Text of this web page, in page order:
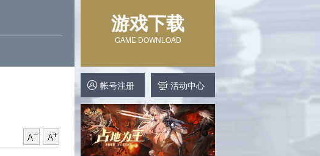
游戏下载
GAME DOWNLOAD
帐号注册 活动中心